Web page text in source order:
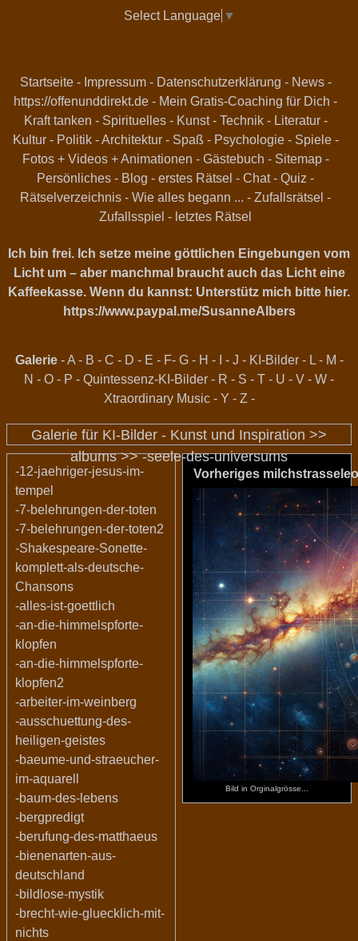
Select Language ▼
Startseite- Impressum- Datenschutzerklärung - News-
https://offenunddirekt.de - Mein Gratis-Coaching für Dich -
Kraft tanken - Spirituelles- Kunst- Technik- Literatur-
Kultur- Politik-Architektur- Spaß - Psychologie- Spiele-
Fotos + Videos + Animationen - Gästebuch - Sitemap-
Persönliches - Blog - erstes Rätsel - Chat- Quiz -
Rätselverzeichnis - Wie alles begann ... - Zufallsrätsel -
Zufallsspiel - letztes Rätsel
Ich bin frei. Ich setze meine göttlichen Eingebungen vom
Licht um – aber manchmal braucht auch das Licht eine
Kaffeekasse. Wenn du kannst: Unterstütz mich bitte hier.
https://www.paypal.me/SusanneAlbers
Galerie-A- B - C - D - E - F- G- H -I - J - KI-Bilder- L- M -
N - O - P - Quintessenz-KI-Bilder - R - S - T - U - V - W -
Xtraordinary Music- Y - Z-
Galerie für KI-Bilder - Kunst und Inspiration >>
albums>>-seele-des-universums
-12-jaehriger-jesus-im-
tempel
-7-belehrungen-der-toten
-7-belehrungen-der-toten2
-Shakespeare-Sonette-
komplett-als-deutsche-
Chansons
-alles-ist-goettlich
-an-die-himmelspforte-
klopfen
-an-die-himmelspforte-
klopfen2
-arbeiter-im-weinberg
-ausschuettung-des-
heiligen-geistes
-baeume-und-straeucher-
im-aquarell
-baum-des-lebens
-bergpredigt
-berufung-des-matthaeus
-bienenarten-aus-
deutschland
-bildlose-mystik
-brecht-wie-gluecklich-mit-
nichts
Vorheriges
Bild in Orginalgrösse...